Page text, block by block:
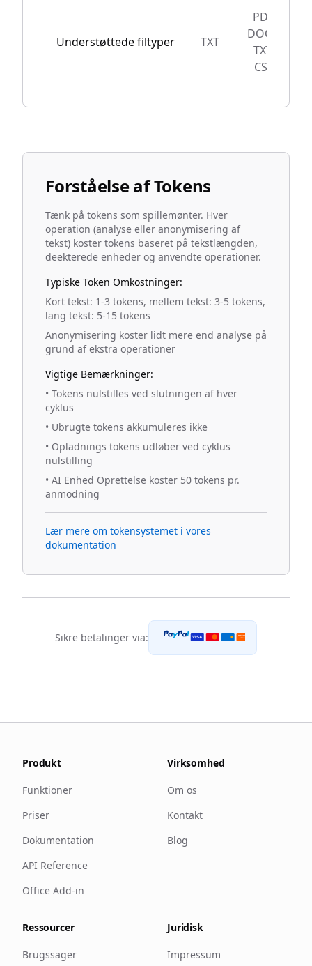
Understøttede filtyper TXT
PDF,
DOCX,
TXT,
CSV
Forståelse af Tokens
Tænk på tokens som spillemønter. Hver
operation (analyse eller anonymisering af
tekst) koster tokens baseret på tekstlængden,
deekterede enheder og anvendte operationer.
Typiske Token Omkostninger:
Kort tekst: 1-3 tokens, mellem tekst: 3-5 tokens,
lang tekst: 5-15 tokens
Anonymisering koster lidt mere end analyse på
grund af ekstra operationer
Vigtige Bemærkninger:
• Tokens nulstilles ved slutningen af hver
cyklus
• Ubrugte tokens akkumuleres ikke
• Opladnings tokens udløber ved cyklus
nulstilling
• AI Enhed Oprettelse koster 50 tokens pr.
anmodning
Lær mere om tokensystemet i vores
dokumentation
Sikre betalinger via: VISA DISCOVER
NETWORK
Produkt
Funktioner
Priser
Dokumentation
API Reference
Office Add-in
Virksomhed
Om os
Kontakt
Blog
Ressourcer
Brugssager
Juridisk
Impressum